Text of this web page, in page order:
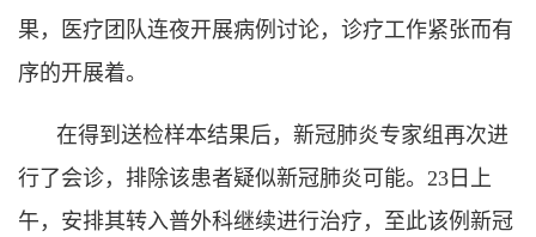
果，医疗团队连夜开展病例讨论，诊疗工作紧张而有
序的开展着。
在得到送检样本结果后，新冠肺炎专家组再次进
行了会诊，排除该患者疑似新冠肺炎可能。23日上
午，安排其转入普外科继续进行治疗，至此该例新冠